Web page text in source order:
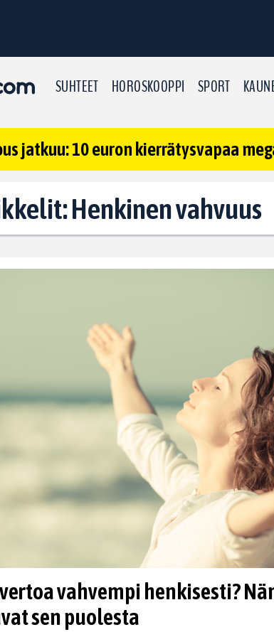
SUHTEET HOROSKOOPPI SPORT
jatkuu: 10 euron kierrätysvapaa
Henkinen vahvuus
vahvempi henkisesti?
sen puolesta